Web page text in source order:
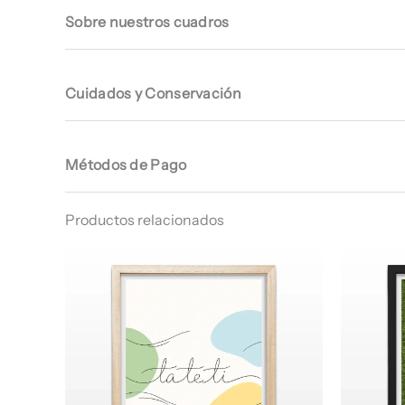
Sobre nuestros cuadros
Cuidados y Conservación
Métodos de Pago
Productos relacionados
de
precios:
$ 64.960
$ 67.960